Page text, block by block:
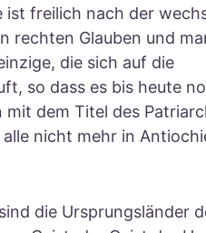
freilich nach der
rechten Glauben und
die sich auf die
so dass es bis heute
dem Titel des
nicht mehr in
die Ursprungsländer